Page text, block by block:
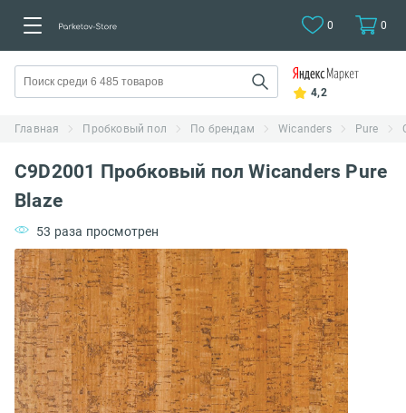
0 0
4,2
Главная Пробковый пол По брендам Wicanders Pure
C9D2001 Пробковый пол Wicanders Pure
Blaze
53 раза просмотрен